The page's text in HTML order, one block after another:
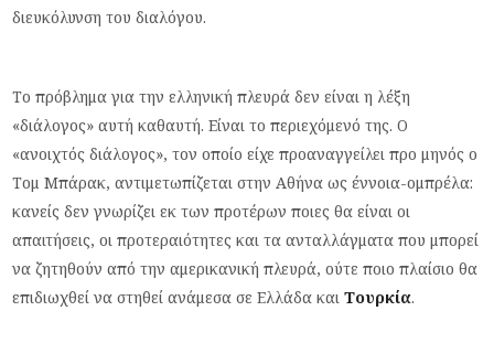
διευκόλυνση του διαλόγου.
Το πρόβλημα για την ελληνική πλευρά δεν είναι η λέξη
«διάλογος» αυτή καθαυτή. Είναι το περιεχόμενό της. Ο
«ανοιχτός διάλογος», τον οποίο είχε προαναγγείλει προ μηνός ο
Τομ Μπάρακ, αντιμετωπίζεται στην Αθήνα ως έννοια-ομπρέλα:
κανείς δεν γνωρίζει εκ των προτέρων ποιες θα είναι οι
απαιτήσεις, οι προτεραιότητες και τα ανταλλάγματα που μπορεί
να ζητηθούν από την αμερικανική πλευρά, ούτε ποιο πλαίσιο θα
επιδιωχθεί να στηθεί ανάμεσα σε Ελλάδα καιΤουρκία.